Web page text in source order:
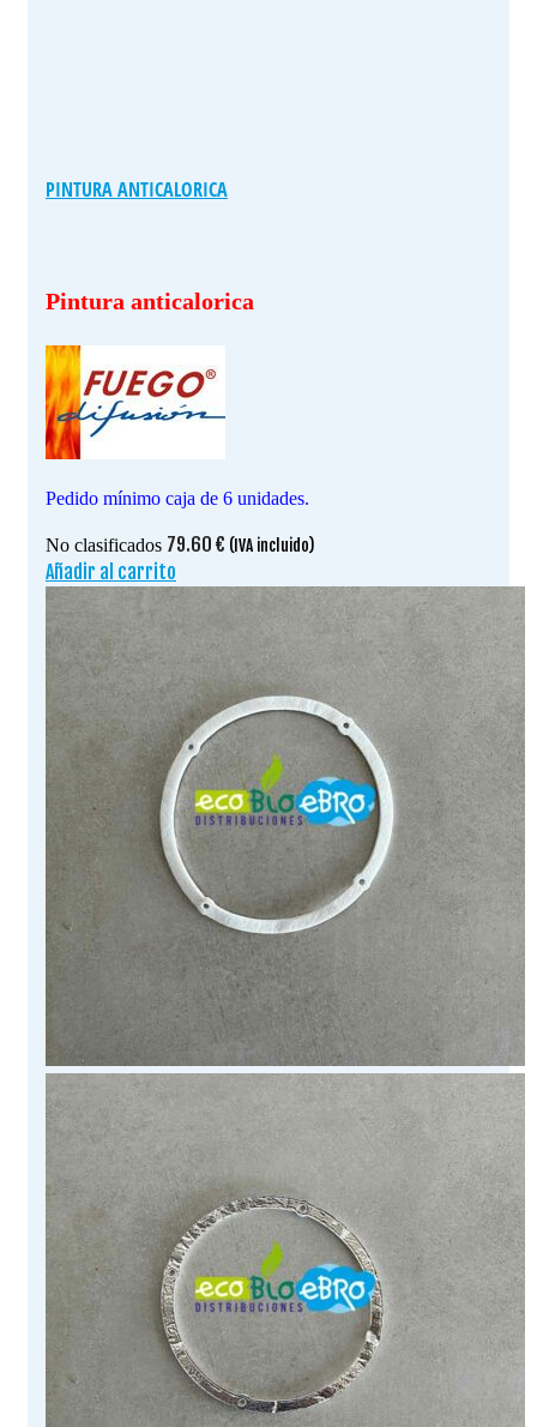
PINTURA ANTICALORICA
Pintura anticalorica
Pedido mínimo caja de 6 unidades.
No clasificados 79.60 € (IVA incluido)
Añadir al carrito